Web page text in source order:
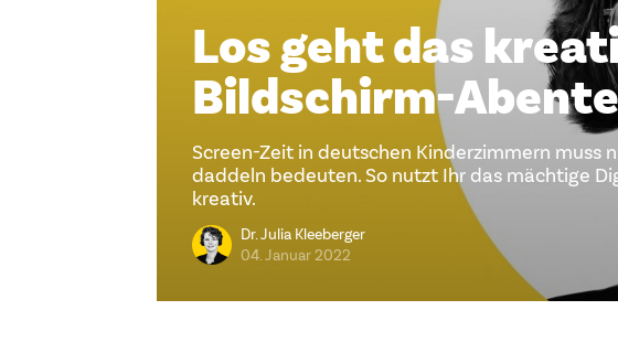
Los geht das
Bildschirm-
Screen-Zeit in deutschen Kinderzimmern muss
daddeln bedeuten. So nutzt Ihr das mächtige
kreativ.
Dr. Julia Kleeberger
04. Januar 2022